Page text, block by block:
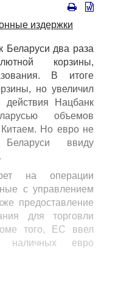
издержки
Беларуси два раза
корзины,
В итоге
но увеличил
действия Нацбанк
объемов
Но евро не
ввиду
на операции
с управлением
предоставление
для торговли
того, ЕС ввел
наличных евро